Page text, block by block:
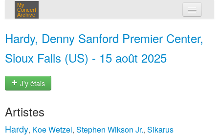
My
Concert
Archive
Hardy, Denny Sanford Premier Center,
Sioux Falls (US) - 15 août 2025
J'y étais
Artistes
Hardy, Koe Wetzel, Stephen Wikson Jr., Sikarus